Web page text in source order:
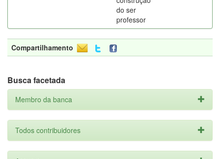
do ser
professor
Compartilhamento
Busca facetada
Membro da banca
Todos contribuidores